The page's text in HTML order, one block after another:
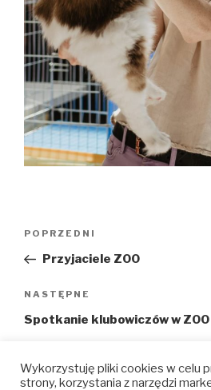
Poprzedni
wpis
POPRZEDNI
Przyjaciele ZOO
Następny
wpis
NASTĘPNE
Spotkanie klubowiczów w ZOO
Wykorzystuję pliki cookies w celu
strony, korzystania z narzędzi